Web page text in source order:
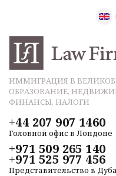
ИММИГРАЦИЯ В
ОБРАЗОВАНИЕ,
ФИНАНСЫ, НАЛОГИ
+44 207 907 1460
Головной офис в Лондоне
+971 509 265 140
+971 525 977 456
Представительство в